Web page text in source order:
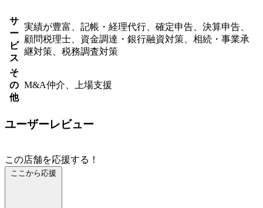
サ
ー
ビ
ス
実績が豊富、記帳・経理代行、確定申告、決算申告、
顧問税理士、資金調達・銀行融資対策、相続・事業承
継対策、税務調査対策
そ
の
他
M&A仲介、上場支援
ユーザーレビュー
この店舗を応援する！
ここから応援